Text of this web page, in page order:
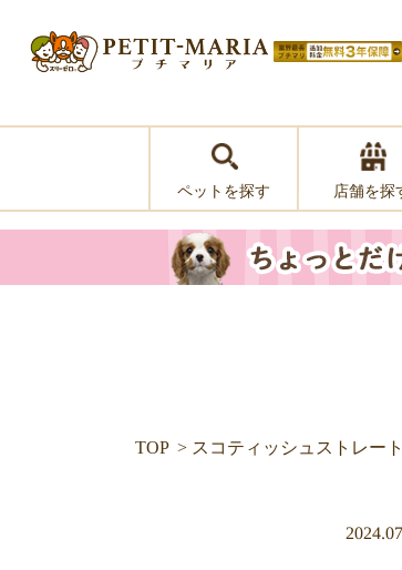
ペットを探す 店舗を探
TOP スコティッシュストレー